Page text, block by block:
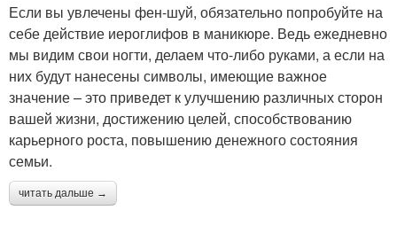
Если вы увлечены фен-шуй, обязательно попробуйте на
себе действие иероглифов в маникюре. Ведь ежедневно
мы видим свои ногти, делаем что-либо руками, а если на
них будут нанесены символы, имеющие важное
значение – это приведет к улучшению различных сторон
вашей жизни, достижению целей, способствованию
карьерного роста, повышению денежного состояния
семьи.
читать дальше →